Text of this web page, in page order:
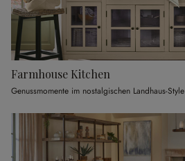
Farmhouse Kitchen
Genussmomente im nostalgischen Landhaus-Style